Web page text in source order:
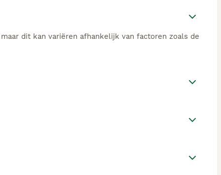
dit kan variëren afhankelijk van factoren zoals de